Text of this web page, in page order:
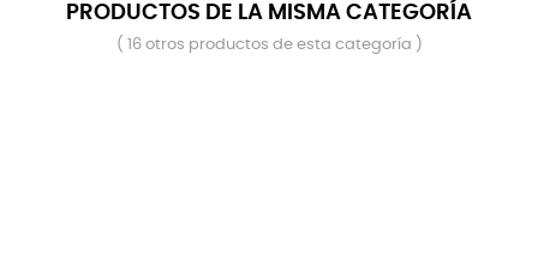
PRODUCTOS DE LA MISMA CATEGORÍA
( 16 otros productos de esta categoría )